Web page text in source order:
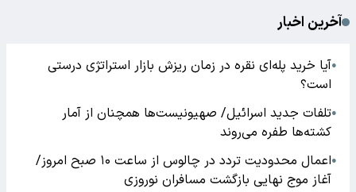
آخرین اخبار
●آیا خرید پله‌ای نقره در زمان ریزش بازار استراتژی درستی
است؟
●تلفات جدید اسرائیل/ صهیونیست‌ها همچنان از آمار
کشته‌ها طفره می‌روند
●
اعمال محدودیت تردد در چالوس از ساعت ۱۰ صبح امروز/
آغاز موج نهایی بازگشت مسافران نوروزی